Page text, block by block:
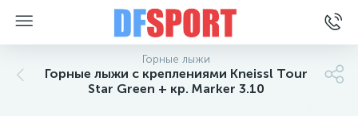
Горные лыжи
Горные лыжи с креплениями Kneissl Tour
Star Green + кр. Marker 3.10